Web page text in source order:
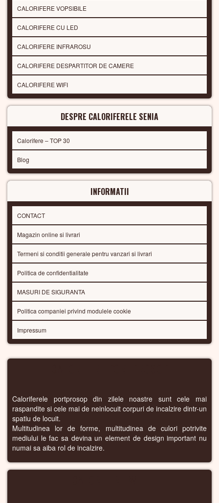
CALORIFERE VOPSIBILE
CALORIFERE CU LED
CALORIFERE INFRAROSU
CALORIFERE DESPARTITOR DE CAMERE
CALORIFERE WIFI
DESPRE CALORIFERELE SENIA
Calorifere – TOP 30
Blog
INFORMATII
CONTACT
Magazin online si livrari
Termeni si conditii generale pentru vanzari si livrari
Politica de confidentialitate
MASURI DE SIGURANTA
Politica companiei privind modulele cookie
Impressum
Caloriferele portprosop din zilele noastre sunt cele mai
raspandite si cele mai de neinlocuit corpuri de incalzire dintr-un
spatiu de locuit.
Multitudinea lor de forme, multitudinea de culori potrivite
mediului le fac sa devina un element de design important nu
numai sa aiba rol de incalzire.